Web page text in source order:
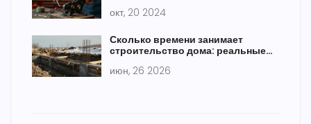
окт, 20 2024
Сколько времени занимает
строительство дома: реальные
июн, 26 2026